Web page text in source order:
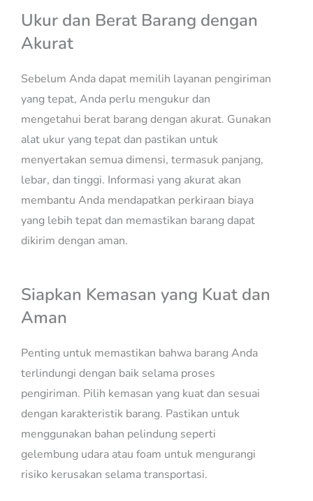
Ukur dan Berat Barang dengan
Akurat
Sebelum Anda dapat memilih layanan pengiriman
yang tepat, Anda perlu mengukur dan
mengetahui berat barang dengan akurat. Gunakan
alat ukur yang tepat dan pastikan untuk
menyertakan semua dimensi, termasuk panjang,
lebar, dan tinggi. Informasi yang akurat akan
membantu Anda mendapatkan perkiraan biaya
yang lebih tepat dan memastikan barang dapat
dikirim dengan aman.
Siapkan Kemasan yang Kuat dan
Aman
Penting untuk memastikan bahwa barang Anda
terlindungi dengan baik selama proses
pengiriman. Pilih kemasan yang kuat dan sesuai
dengan karakteristik barang. Pastikan untuk
menggunakan bahan pelindung seperti
gelembung udara atau foam untuk mengurangi
risiko kerusakan selama transportasi.